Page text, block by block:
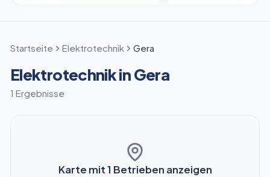
Startseite Elektrotechnik Gera
Elektrotechnik in Gera
1 Ergebnisse
Karte mit1 Betrieben anzeigen